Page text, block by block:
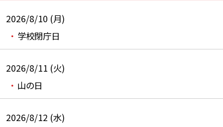
2026/8/10 (月)
学校閉庁日
2026/8/11 (火)
山の日
2026/8/12 (水)